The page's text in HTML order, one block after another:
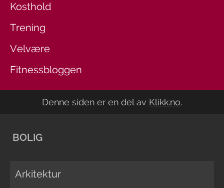
Kosthold
Trening
Velvære
Fitnessbloggen
Denne siden er en del av Klikk.no.
BOLIG
Arkitektur